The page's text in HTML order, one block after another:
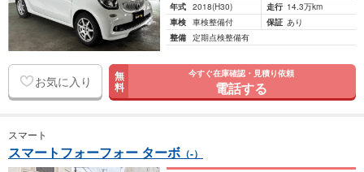
年式 2018(H30) 走行 14.3万km
車検 車検整備付 保証 あり
整備 定期点検整備有
お気に入り 無
料
今すぐ在庫確認・見積り依頼
電話する
スマート
スマートフォーフォー ターボ （-）